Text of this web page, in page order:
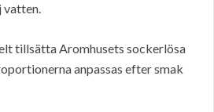
vatten.
tillsätta Aromhusets sockerlösa
anpassas efter smak